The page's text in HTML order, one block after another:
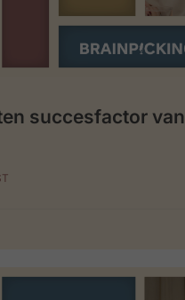
succesfactor van